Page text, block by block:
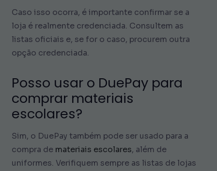
Caso isso ocorra, é importante confirmar se a
loja é realmente credenciada. Consultem as
listas oficiais e, se for o caso, procurem outra
opção credenciada.
Posso usar o DuePay para
comprar materiais
escolares?
Sim, o DuePay também pode ser usado para a
compra de materiais escolares, além de
uniformes. Verifiquem sempre as listas de lojas